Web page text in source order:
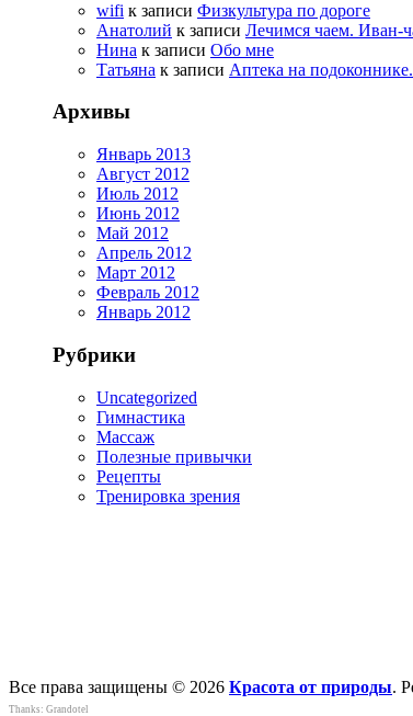
wifi к записи Физкультура по дороге
Анатолий к записи Лечимся чаем. Иван-
Нина к записи Обо мне
Татьяна к записи Аптека на
Архивы
Январь 2013
Август 2012
Июль 2012
Июнь 2012
Май 2012
Апрель 2012
Март 2012
Февраль 2012
Январь 2012
Рубрики
Uncategorized
Гимнастика
Массаж
Полезные привычки
Рецепты
Тренировка зрения
Все права защищены © 2026 Красота от природы.
Thanks: Grandotel